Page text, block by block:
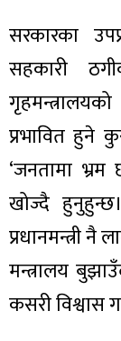
सरकारका
सहकारी
प्रभावित हुने
‘जनतामा
खोज्दै
प्रधानमन्त्री
मन्त्रालय
कसरी विश्वास